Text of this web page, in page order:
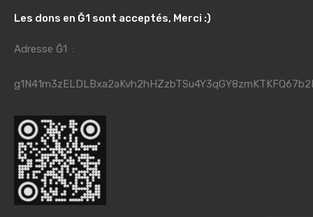
Les dons en Ğ1 sont acceptés, Merci :)
Adresse Ğ1 :